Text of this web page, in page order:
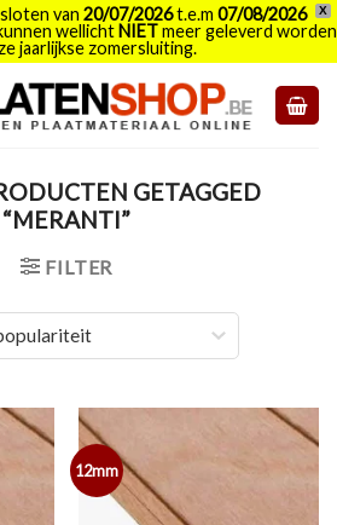
X
van 20/07/2026t.e.m 07/08/2026
wellichtNIETmeer geleverd worden
jaarlijkse zomersluiting.
GETAGGED
“MERANTI”
FILTER
12mm